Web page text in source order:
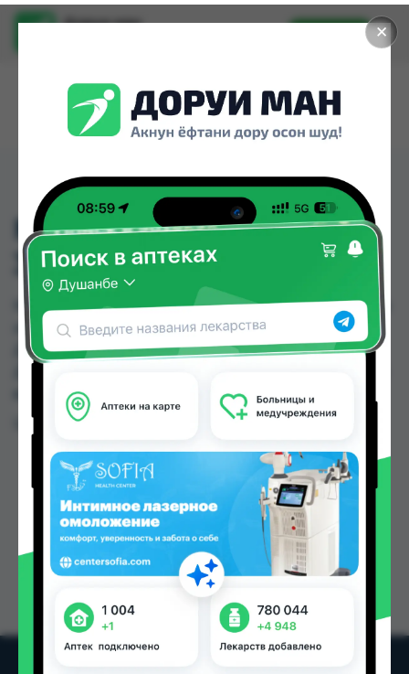
✕
Доруи ман
Установить
MARINOX OMEGA 3 №
30 КАП
MARINOX OMEGA 3 № 30 КАП можно купить или
заказать в аптеках, Дорухона Олмони №1,
Дорухона Олмони №2, Дорухона Олмони №3,
в Душанбе и других городах Таджикистана
Цена: от127.00 TJS